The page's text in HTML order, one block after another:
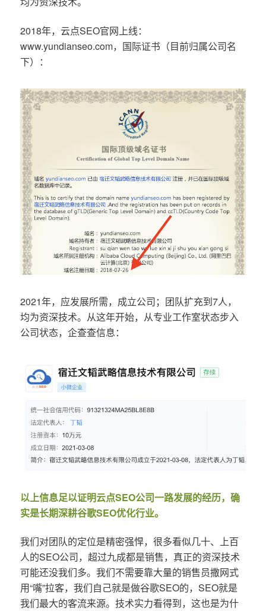
2018年，云点SEO官网上线：
www.yundianseo.com，国际证书（目前归属公司名
下）：
2021年，应发展所需，成立公司；团队扩充到7人，
均为资深技术。从这年开始，从专业工作室状态步入
公司状态，企查查信息：
以上信息足以证明云点SEO公司一路发展的经历，确
实是长期深耕谷歌SEO优化行业。
我们对团队的定位是精密强悍，很多看似几十、上百
人的SEO公司，超过九成都是销售，真正的资深技术
可能还没我们多。我们不需要靠大量的销售员撒网式
用“嘴”拉客，我们自己就是做谷歌SEO的，SEO就是
我们最大的客流来源。技术实力看得到，这也是为什